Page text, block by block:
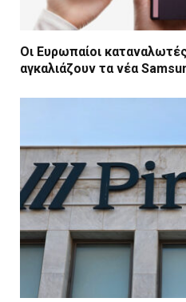
Οι Ευρωπαίοι
αγκαλιάζουν τα νέα